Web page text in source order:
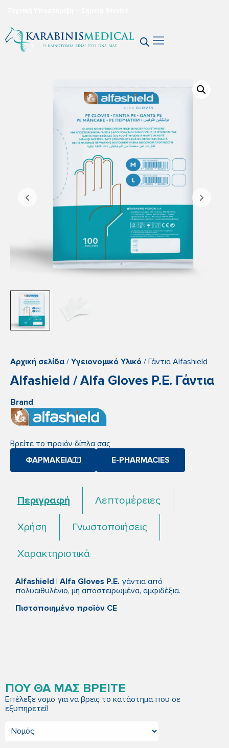
Αρχική σελίδα / Yγειονομικό Yλικό / Γάντια Alfashield
Alfashield / Alfa Gloves P.E. Γάντια
Brand
Βρείτε το προϊόν δίπλα σας
ΦΑΡΜΑΚΕΙΑ
E-PHARMACIES
Περιγραφή Λεπτομέρειες
Χρήση Γνωστοποιήσεις
Χαρακτηριστικά
Alfashield | Alfa Gloves P.E. γάντια από
πολυαιθυλένιο, μη αποστειρωμένα, αμφιδέξια.
Πιστοποιημένο προϊόν CE
ΠΟΥ ΘΑ ΜΑΣ ΒΡΕΙΤΕ
Επέλεξε νομό για να βρεις το κατάστημα που σε
εξυπηρετεί!